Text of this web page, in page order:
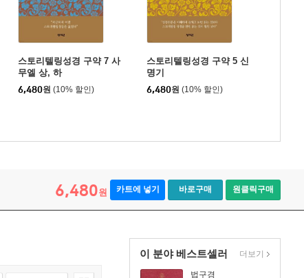
스토리텔링성경 구약 7 사
무엘 상, 하
6,480원 (10% 할인)
스토리텔링성경 구약 5 신
명기
6,480원 (10% 할인)
6,480원 카트에 넣기 바로구매 원클릭구매
이 분야 베스트셀러
법구경
더보기